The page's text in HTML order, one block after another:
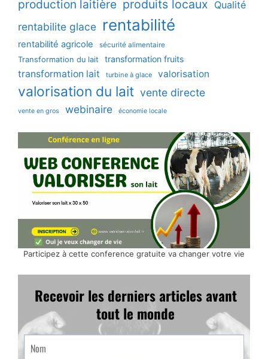
production laitière produits locaux Qualité
rentabilite glace rentabilité
rentabilité agricole sécurité alimentaire
Transformation du lait transformation fruits
transformation lait turbine à glace valorisation
valorisation du lait vente directe
vente en gros webinaire économie locale
Participez à cette conference gratuite va changer votre vie